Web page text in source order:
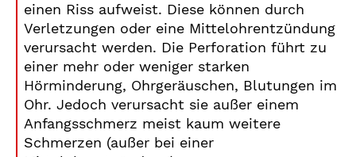
einen Riss aufweist. Diese können durch
Verletzungen oder eine Mittelohrentzündung
verursacht werden. Die Perforation führt zu
einer mehr oder weniger starken
Hörminderung, Ohrgeräuschen, Blutungen im
Ohr. Jedoch verursacht sie außer einem
Anfangsschmerz meist kaum weitere
Schmerzen (außer bei einer